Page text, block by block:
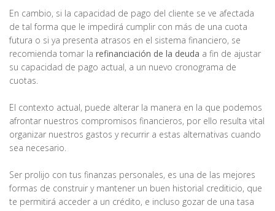
En cambio, si la capacidad de pago del cliente se ve afectada
de tal forma que le impedirá cumplir con más de una cuota
futura o si ya presenta atrasos en el sistema financiero, se
recomienda tomar la refinanciación de la deuda a fin de ajustar
su capacidad de pago actual, a un nuevo cronograma de
cuotas.
El contexto actual, puede alterar la manera en la que podemos
afrontar nuestros compromisos financieros, por ello resulta vital
organizar nuestros gastos y recurrir a estas alternativas cuando
sea necesario.
Ser prolijo con tus finanzas personales, es una de las mejores
formas de construir y mantener un buen historial crediticio, que
te permitirá acceder a un crédito, e incluso gozar de una tasa